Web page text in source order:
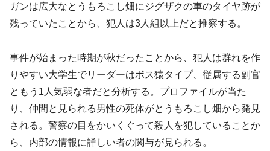
ガンは広大なとうもろこし畑にジグザクの車のタイヤ跡が
残っていたことから、犯人は3人組以上だと推察する。
事件が始まった時期が秋だったことから、犯人は群れを作
りやすい大学生でリーダーはボス猿タイプ、従属する副官
ともう1人気弱な者だと分析する。プロファイルが当た
り、仲間と見られる男性の死体がとうもろこし畑から発見
される。警察の目をかいくぐって殺人を犯していることか
ら、内部の情報に詳しい者の関与が見られる。